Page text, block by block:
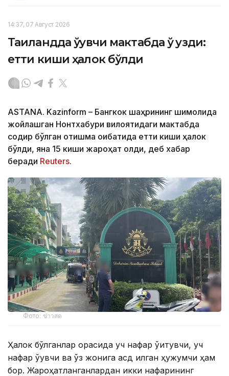
14:37, 07 Август 2026
Таиландда ўқувчи мактабда ўқ узди:
етти киши ҳалок бўлди
ASTANA. Kazinform – Бангкок шаҳрининг шимолида
жойлашган Нонтхабури вилоятидаги мактабда
содир бўлган отишма оқибатида етти киши ҳалок
бўлди, яна 15 киши жароҳат олди, деб хабар
беради Reuters.
Фото: ข่าวสด
Ҳалок бўлганлар орасида уч нафар ўқитувчи, уч
нафар ўқувчи ва ўз жонига қасд қилган ҳужумчи ҳам
бор. Жароҳатланганлардан икки нафарининг